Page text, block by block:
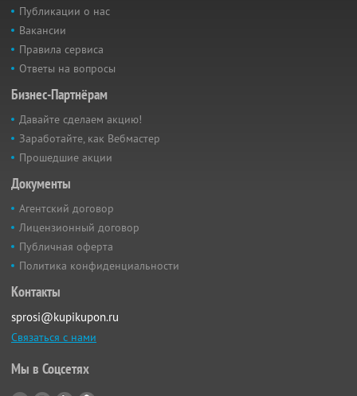
Публикации о нас
Вакансии
Правила сервиса
Ответы на вопросы
Бизнес-Партнёрам
Давайте сделаем акцию!
Заработайте, как Вебмастер
Прошедшие акции
Документы
Агентский договор
Лицензионный договор
Публичная оферта
Политика конфиденциальности
Контакты
sprosi@kupikupon.ru
Связаться с нами
Мы в Соцсетях